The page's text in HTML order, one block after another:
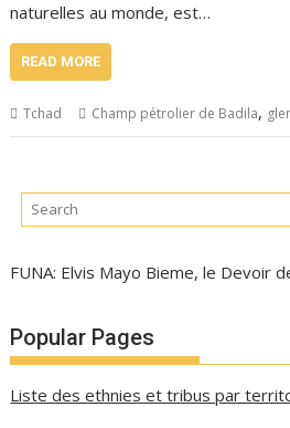
naturelles au monde, est…
READ MORE
Tchad Champ pétrolier de Badila,
FUNA: Elvis Mayo Bieme, le Devoir
Popular Pages
Liste des ethnies et tribus par